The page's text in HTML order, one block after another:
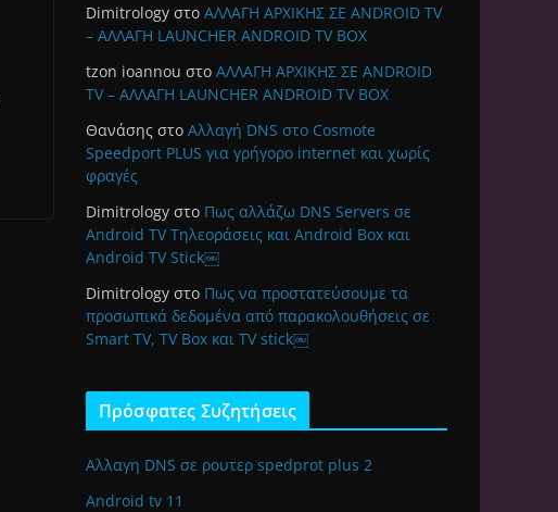
Dimitrology στο ΑΛΛΑΓΗ ΑΡΧΙΚΗΣ ΣΕ ANDROID TV
– ΑΛΛΑΓΗ LAUNCHER ANDROID TV BOX
tzon ioannou στο ΑΛΛΑΓΗ ΑΡΧΙΚΗΣ ΣΕ ANDROID
TV – ΑΛΛΑΓΗ LAUNCHER ANDROID TV BOX
Θανάσης στο Αλλαγή DNS στο Cosmote
Speedport PLUS για γρήγορο internet και χωρίς
φραγές
Dimitrology στο Πως αλλάζω DNS Servers σε
Android TV Τηλεοράσεις και Android Box και
Android TV Stick￼
Dimitrology στο Πως να προστατεύσουμε τα
προσωπικά δεδομένα από παρακολουθήσεις σε
Smart TV, TV Box και TV stick￼
Πρόσφατες Συζητήσεις
Αλλαγη DNS σε ρουτερ spedprot plus 2
Android tv 11